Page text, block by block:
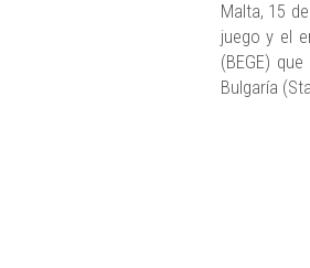
Malta, 15
juego y el
(BEGE)
Bulgaría